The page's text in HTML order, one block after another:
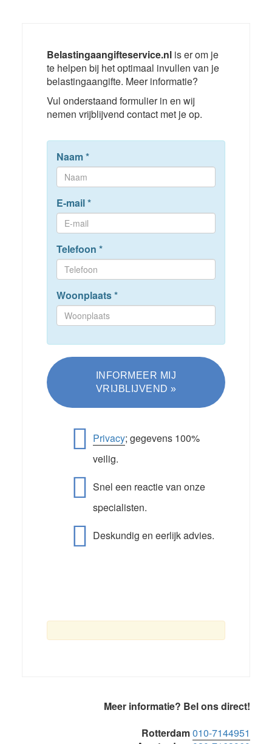
Belastingaangifteservice.nlis er om je
te helpen bij het optimaal invullen van je
belastingaangifte. Meer informatie?
Vul onderstaand formulier in en wij
nemen vrijblijvend contact met je op.
Naam*
E-mail*
Telefoon *
Woonplaats*
Privacy; gegevens 100%
veilig.
Snel een reactie van onze
specialisten.
Deskundig en eerlijk advies.
Meer informatie? Bel ons direct!
Rotterdam010-7144951